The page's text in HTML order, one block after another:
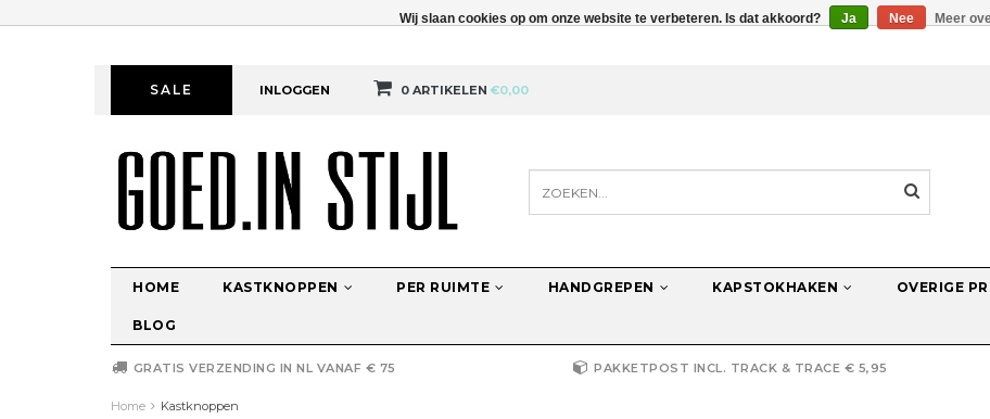
SALE INLOGGEN 0 ARTIKELEN €0,00
HOME KASTKNOPPEN PER RUIMTE HANDGREPEN KAPSTOKHAKEN OVERIGE
BLOG
GRATIS VERZENDING IN NL VANAF € 75 PAKKETPOST INCL. TRACK & TRACE € 5,95
Home Kastknoppen
Wij slaan cookies op om onze website te verbeteren. Is dat akkoord? Ja Nee Meer